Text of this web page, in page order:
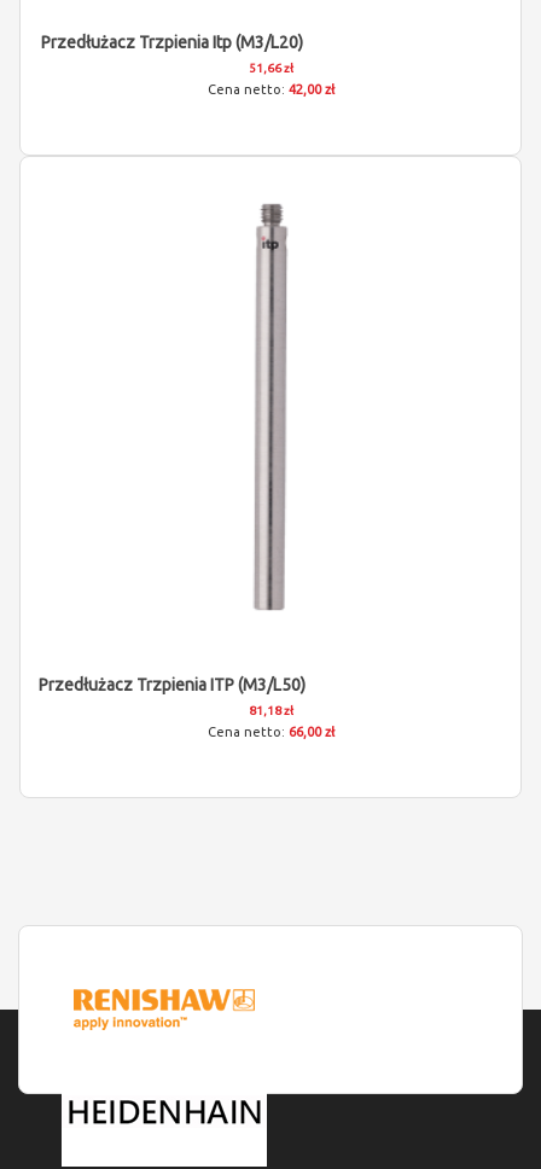
Przedłużacz Trzpienia Itp (M3/L20)
51,66 zł
42,00 zł
Przedłużacz Trzpienia ITP (M3/L50)
81,18 zł
66,00 zł